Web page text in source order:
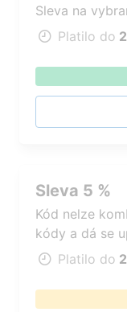
Sleva na
Platilo do
Sleva 5 %
Kód nelze
kódy a dá se
které nejsou
Platilo do